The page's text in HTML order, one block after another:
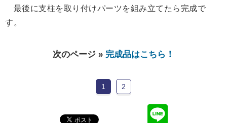
最後に支柱を取り付けパーツを組み立てたら完成で
す。
次のページ » 完成品はこちら！
1 2